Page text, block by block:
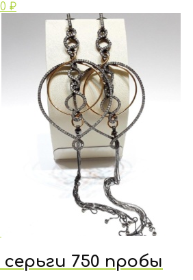
₽
750 пробы